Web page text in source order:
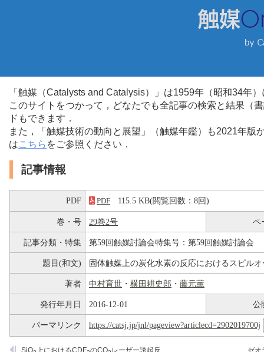
「触媒（Catalysts and Catalysis）」は1959年（昭和34年
このサイトをつかって，どなたでも全記事の検索と結果（
ドもできます．
また，「触媒技術の動向と展望」（触媒年鑑）も2021年
はこちら をご参照ください．
記事情報
PDF PDF 115.5 KB(閲覧回数：8回)
巻・号 29巻2号 ペ
記事分類・特集 第59回触媒討論会特集号：第59回触媒討論会
題目(和文) 固体触媒上の炭化水素の反応におけるスピル
著者 中村育世 ・ 横田耕史郎 ・ 藤元薫
発行年月日 2016-12-01 公
パーマリンク https://catsj.jp/jnl/pageview?articlecd=2902019700j